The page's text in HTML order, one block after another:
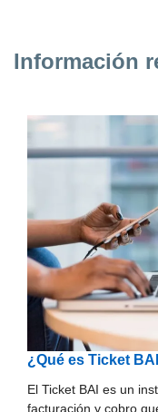
Información
¿Qué es Ticket
El Ticket BAI es un
facturación y cobro